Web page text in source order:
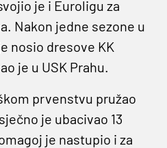
je i Euroligu za
Nakon jedne sezone u
nosio dresove KK
je u USK Prahu.
prvenstvu pružao
je ubacivao 13
je nastupio i za